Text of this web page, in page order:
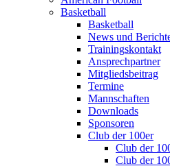
Basketball
Basketball
News und
Trainingskontakt
Ansprechpartner
Mitgliedsbeitrag
Termine
Mannschaften
Downloads
Sponsoren
Club der 100er
Club der
Club der